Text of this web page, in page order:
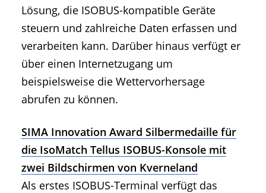
Lösung, die ISOBUS-kompatible Geräte
steuern und zahlreiche Daten erfassen und
verarbeiten kann. Darüber hinaus verfügt er
über einen Internetzugang um
beispielsweise die Wettervorhersage
abrufen zu können.
SIMA Innovation Award Silbermedaille für
die IsoMatch Tellus ISOBUS-Konsole mit
zwei Bildschirmen von Kverneland
Als erstes ISOBUS-Terminal verfügt das